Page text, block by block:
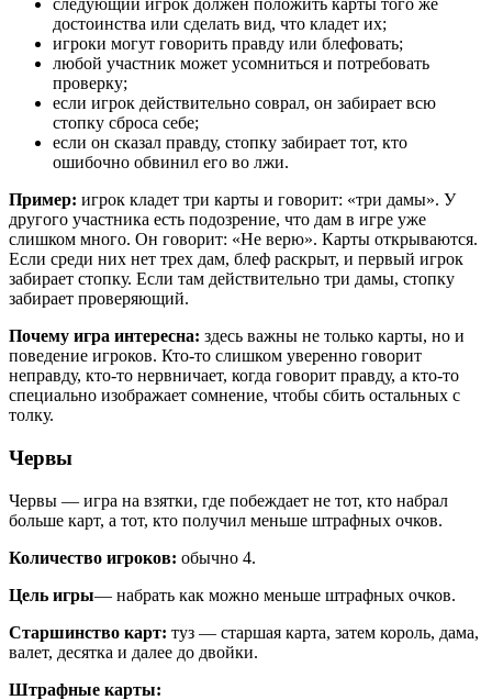
следующий игрок должен положить карты того же
достоинства или сделать вид, что кладет их;
игроки могут говорить правду или блефовать;
любой участник может усомниться и потребовать
проверку;
если игрок действительно соврал, он забирает всю
стопку сброса себе;
если он сказал правду, стопку забирает тот, кто
ошибочно обвинил его во лжи.
Пример: игрок кладет три карты и говорит: «три дамы». У
другого участника есть подозрение, что дам в игре уже
слишком много. Он говорит: «Не верю». Карты открываются.
Если среди них нет трех дам, блеф раскрыт, и первый игрок
забирает стопку. Если там действительно три дамы, стопку
забирает проверяющий.
Почему игра интересна: здесь важны не только карты, но и
поведение игроков. Кто-то слишком уверенно говорит
неправду, кто-то нервничает, когда говорит правду, а кто-то
специально изображает сомнение, чтобы сбить остальных с
толку.
Червы
Червы — игра на взятки, где побеждает не тот, кто набрал
больше карт, а тот, кто получил меньше штрафных очков.
Количество игроков: обычно 4.
Цель игры— набрать как можно меньше штрафных очков.
Старшинство карт: туз — старшая карта, затем король, дама,
валет, десятка и далее до двойки.
Штрафные карты: